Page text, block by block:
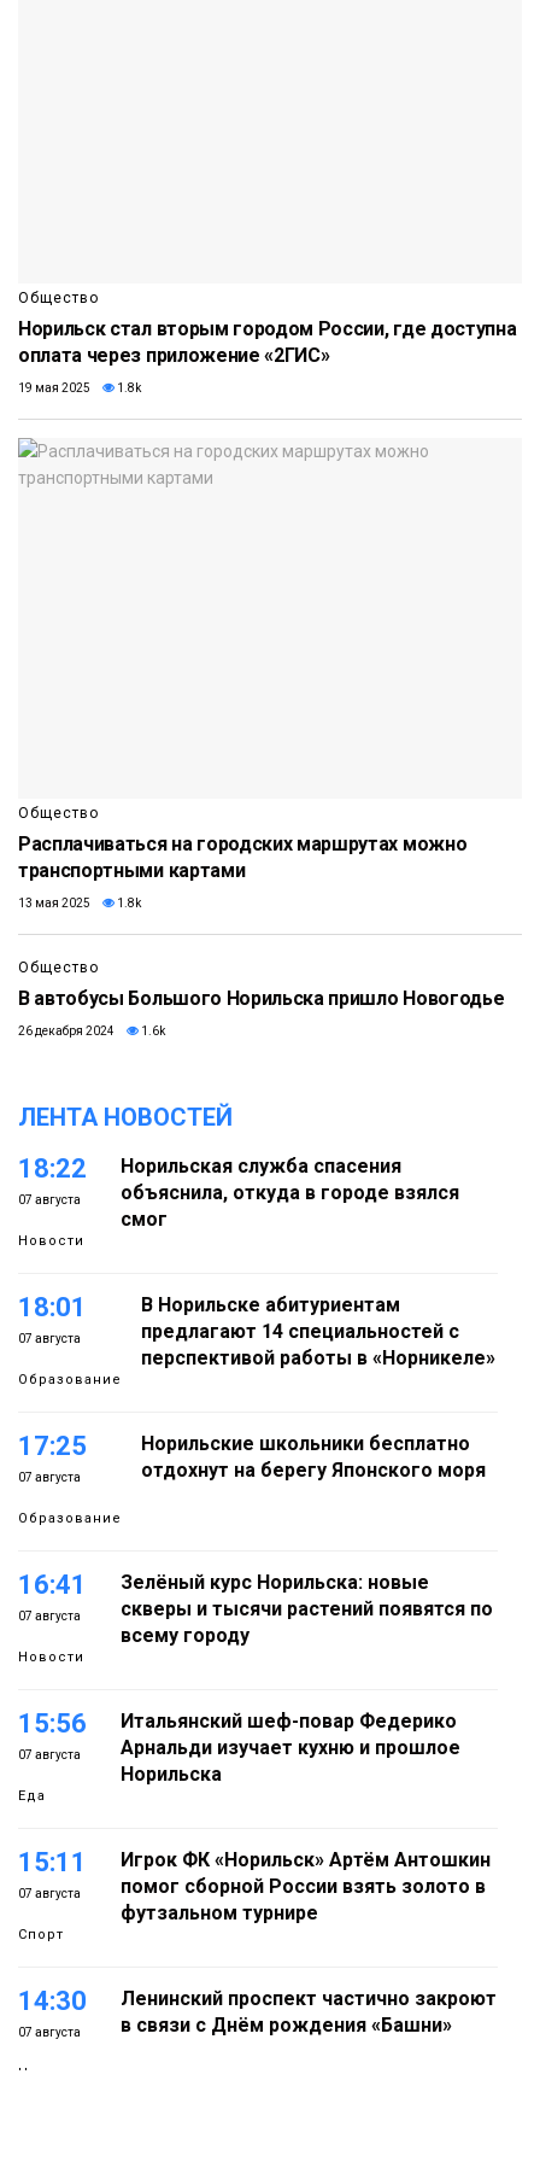
Общество
Норильск стал вторым городом России, где доступна
оплата через приложение «2ГИС»
19 мая 2025 1.8k
Общество
Расплачиваться на городских маршрутах можно
транспортными картами
13 мая 2025 1.8k
Общество
В автобусы Большого Норильска пришло Новогодье
26 декабря 2024 1.6k
ЛЕНТА НОВОСТЕЙ
18:22
07 августа
Новости
Норильская служба спасения
объяснила, откуда в городе взялся
смог
18:01
07 августа
Образование
В Норильске абитуриентам
предлагают 14 специальностей с
перспективой работы в «Норникеле»
17:25
07 августа
Образование
Норильские школьники бесплатно
отдохнут на берегу Японского моря
16:41
07 августа
Новости
Зелёный курс Норильска: новые
скверы и тысячи растений появятся по
всему городу
15:56
07 августа
Еда
Итальянский шеф-повар Федерико
Арнальди изучает кухню и прошлое
Норильска
15:11
07 августа
Спорт
Игрок ФК «Норильск» Артём Антошкин
помог сборной России взять золото в
футзальном турнире
14:30
07 августа
Новости
Ленинский проспект частично закроют
в связи с Днём рождения «Башни»